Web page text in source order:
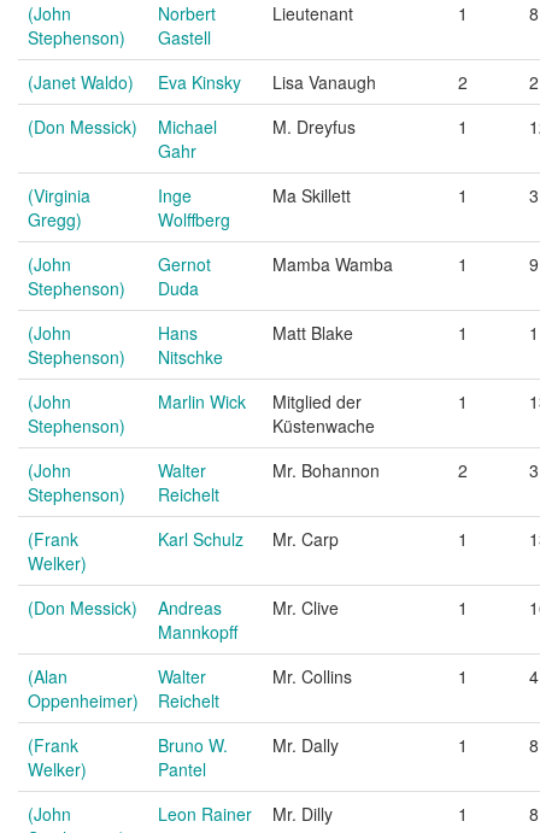
(John
Stephenson)
Norbert
Gastell
Lieutenant 1 8
(Janet Waldo) Eva Kinsky Lisa Vanaugh 2
2
(Don Messick)
Michael
Gahr
M. Dreyfus 1
(Virginia
Gregg)
Inge
Wolffberg
Ma Skillett 1 3
(John
Stephenson)
Gernot
Duda
Mamba Wamba 1 9
(John
Stephenson)
Hans
Nitschke
Matt Blake 1
(John
Stephenson)
Marlin Wick
Mitglied der
Küstenwache
1
(John
Stephenson)
Walter
Reichelt
Mr. Bohannon 2 3
(Frank
Welker)
Karl Schulz Mr. Carp 1
(Don Messick)
Andreas
Mannkopff
Mr. Clive 1
(Alan
Oppenheimer)
Walter
Reichelt
Mr. Collins 1 4
(Frank
Welker)
Bruno W.
Pantel
Mr. Dally 1 8
(John
Leon Rainer Mr. Dilly 1 8